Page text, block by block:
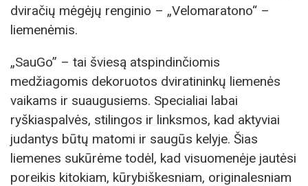
dviračių mėgėjų renginio – „Velomaratono“ –
liemenėmis.
„SauGo” – tai šviesą atspindinčiomis
medžiagomis dekoruotos dviratininkų liemenės
vaikams ir suaugusiems. Specialiai labai
ryškiaspalvės, stilingos ir linksmos, kad aktyviai
judantys būtų matomi ir saugūs kelyje. Šias
liemenes sukūrėme todėl, kad visuomenėje jautėsi
poreikis kitokiam, kūrybiškesniam, originalesniam